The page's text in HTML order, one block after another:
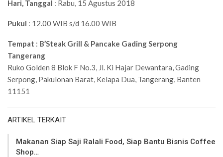
Hari, Tanggal : Rabu, 15 Agustus 2018
Pukul : 12.00 WIB s/d 16.00 WIB
Tempat : B’Steak Grill & Pancake Gading Serpong
Tangerang
Ruko Golden 8 Blok F No.3, Jl. Ki Hajar Dewantara, Gading
Serpong, Pakulonan Barat, Kelapa Dua, Tangerang, Banten
11151
ARTIKEL TERKAIT
Makanan Siap Saji Ralali Food, Siap Bantu Bisnis Coffee
Shop…